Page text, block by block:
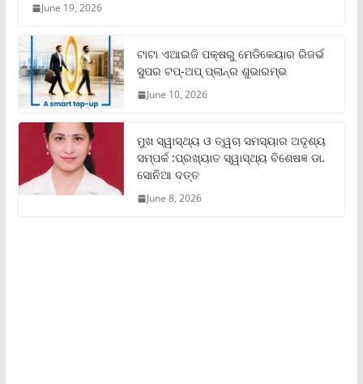
June 19, 2026
ଟାଟା ଏଆଇଜି ପକ୍ଷରୁ ମେଡିକେୟାର ରିଜର୍ଭ
ସୁପର ଟପ୍‌-ଅପ୍ ପ୍ଲାନ୍‌ର ଶୁଭାରମ୍ଭ
June 10, 2026
ମୁଖ ସ୍ୱାସ୍ଥ୍ୟ ଓ ତ୍ୱଚା ସମସ୍ୟାର ଅଦୃଶ୍ୟ
ସମ୍ପର୍କ :ପ୍ରଖ୍ୟାତ ସ୍ୱାସ୍ଥ୍ୟ ବିଶେଷଜ୍ଞ ଡା.
ସୋନିଆ ଦତ୍ତ
June 8, 2026